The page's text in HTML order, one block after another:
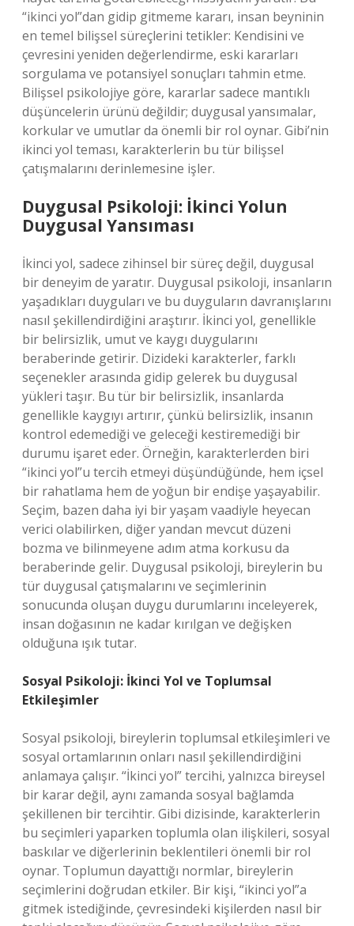
“ikinci yol”dan gidip gitmeme kararı, insan beyninin
en temel bilişsel süreçlerini tetikler: Kendisini ve
çevresini yeniden değerlendirme, eski kararları
sorgulama ve potansiyel sonuçları tahmin etme.
Bilişsel psikolojiye göre, kararlar sadece mantıklı
düşüncelerin ürünü değildir; duygusal yansımalar,
korkular ve umutlar da önemli bir rol oynar. Gibi’nin
ikinci yol teması, karakterlerin bu tür bilişsel
çatışmalarını derinlemesine işler.
Duygusal Psikoloji: İkinci Yolun
Duygusal Yansıması
İkinci yol, sadece zihinsel bir süreç değil, duygusal
bir deneyim de yaratır. Duygusal psikoloji, insanların
yaşadıkları duyguları ve bu duyguların davranışlarını
nasıl şekillendirdiğini araştırır. İkinci yol, genellikle
bir belirsizlik, umut ve kaygı duygularını
beraberinde getirir. Dizideki karakterler, farklı
seçenekler arasında gidip gelerek bu duygusal
yükleri taşır. Bu tür bir belirsizlik, insanlarda
genellikle kaygıyı artırır, çünkü belirsizlik, insanın
kontrol edemediği ve geleceği kestiremediği bir
durumu işaret eder. Örneğin, karakterlerden biri
“ikinci yol”u tercih etmeyi düşündüğünde, hem içsel
bir rahatlama hem de yoğun bir endişe yaşayabilir.
Seçim, bazen daha iyi bir yaşam vaadiyle heyecan
verici olabilirken, diğer yandan mevcut düzeni
bozma ve bilinmeyene adım atma korkusu da
beraberinde gelir. Duygusal psikoloji, bireylerin bu
tür duygusal çatışmalarını ve seçimlerinin
sonucunda oluşan duygu durumlarını inceleyerek,
insan doğasının ne kadar kırılgan ve değişken
olduğuna ışık tutar.
Sosyal Psikoloji: İkinci Yol ve Toplumsal
Etkileşimler
Sosyal psikoloji, bireylerin toplumsal etkileşimleri ve
sosyal ortamlarının onları nasıl şekillendirdiğini
anlamaya çalışır. “İkinci yol” tercihi, yalnızca bireysel
bir karar değil, aynı zamanda sosyal bağlamda
şekillenen bir tercihtir. Gibi dizisinde, karakterlerin
bu seçimleri yaparken toplumla olan ilişkileri, sosyal
baskılar ve diğerlerinin beklentileri önemli bir rol
oynar. Toplumun dayattığı normlar, bireylerin
seçimlerini doğrudan etkiler. Bir kişi, “ikinci yol”a
gitmek istediğinde, çevresindeki kişilerden nasıl bir